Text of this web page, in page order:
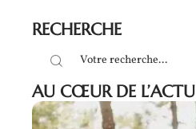
RECHERCHE
AU CŒUR DE L’ACTU